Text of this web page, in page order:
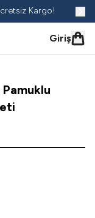
Kargo!
Giriş